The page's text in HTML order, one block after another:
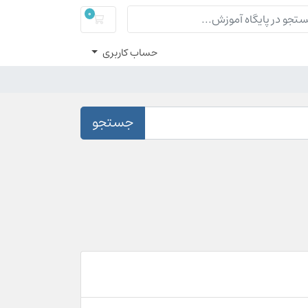
0
سبد خرید
حساب کاربری
جستجو